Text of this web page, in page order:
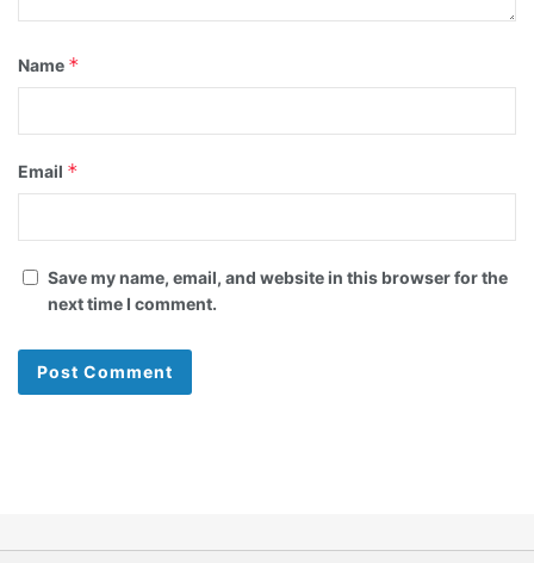
Name *
Email *
Save my name, email, and website in this browser for the
next time I comment.